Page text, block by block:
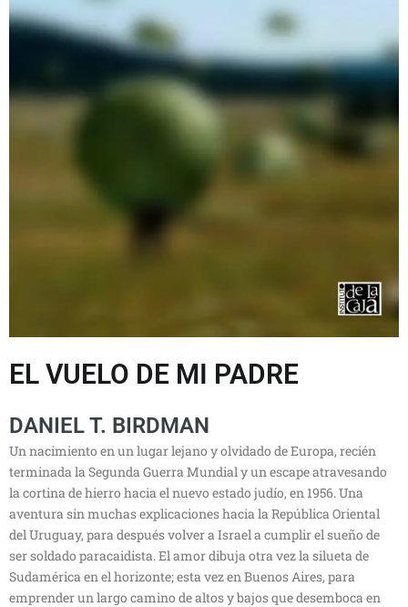
EL VUELO DE MI PADRE
DANIEL T. BIRDMAN
Un nacimiento en un lugar lejano y olvidado de Europa, recién
terminada la Segunda Guerra Mundial y un escape atravesando
la cortina de hierro hacia el nuevo estado judío, en 1956. Una
aventura sin muchas explicaciones hacia la República Oriental
del Uruguay, para después volver a Israel a cumplir el sueño de
ser soldado paracaidista. El amor dibuja otra vez la silueta de
Sudamérica en el horizonte; esta vez en Buenos Aires, para
emprender un largo camino de altos y bajos que desemboca en